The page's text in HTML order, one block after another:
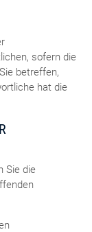
sofern die
betreffen,
hat die
Sie die